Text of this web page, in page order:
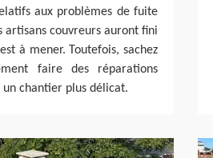
aux problèmes de fuite
artisans couvreurs auront fini
à mener. Toutefois, sachez
faire des réparations
chantier plus délicat.